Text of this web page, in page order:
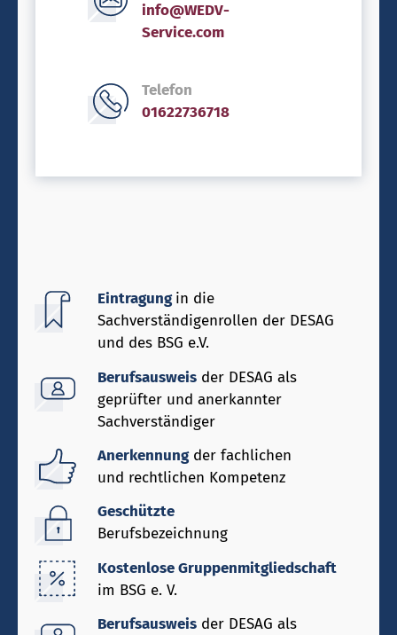
info@WEDV-
Service.com
Telefon
01622736718
Eintragungin die
Sachverständigenrollen der DESAG
und des BSG e.V.
Berufsausweis der DESAG als
geprüfter und anerkannter
Sachverständiger
Anerkennungder fachlichen
und rechtlichen Kompetenz
Geschützte
Berufsbezeichnung
Kostenlose Gruppenmitgliedschaft
im BSG e. V.
Berufsausweis der DESAG als